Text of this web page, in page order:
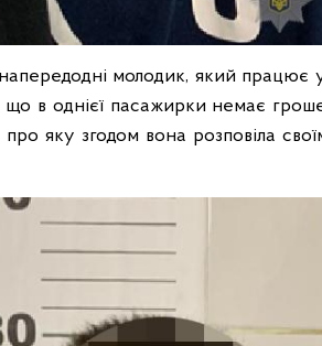
молодик, який працює
в однієї пасажирки немає
яку згодом вона розповіла